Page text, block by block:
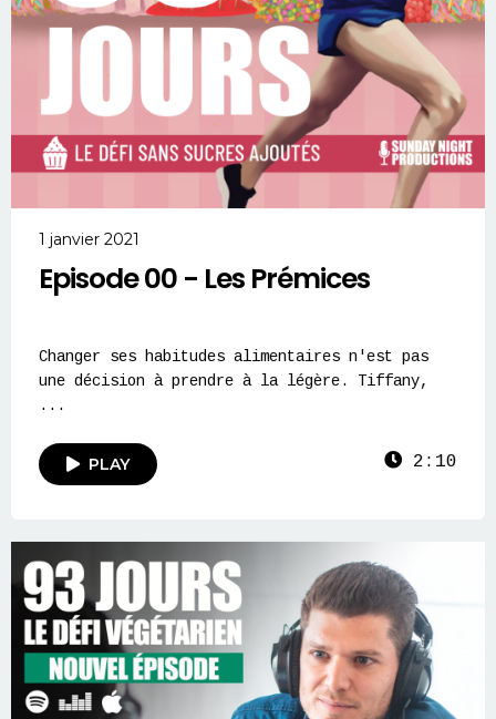
1 janvier 2021
Episode 00 - Les Prémices
Changer ses habitudes alimentaires n'est pas
une décision à prendre à la légère. Tiffany,
...
PLAY 2:10